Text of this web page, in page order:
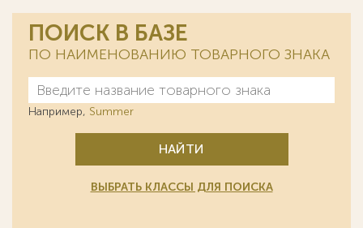
ПОИСК В БАЗЕ
ПО НАИМЕНОВАНИЮ ТОВАРНОГО ЗНАКА
Например, Summer
НАЙТИ
ВЫБРАТЬ КЛАССЫ ДЛЯ ПОИСКА